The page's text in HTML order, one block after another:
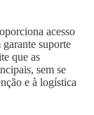
acesso
suporte
que as
sem se
e à logística